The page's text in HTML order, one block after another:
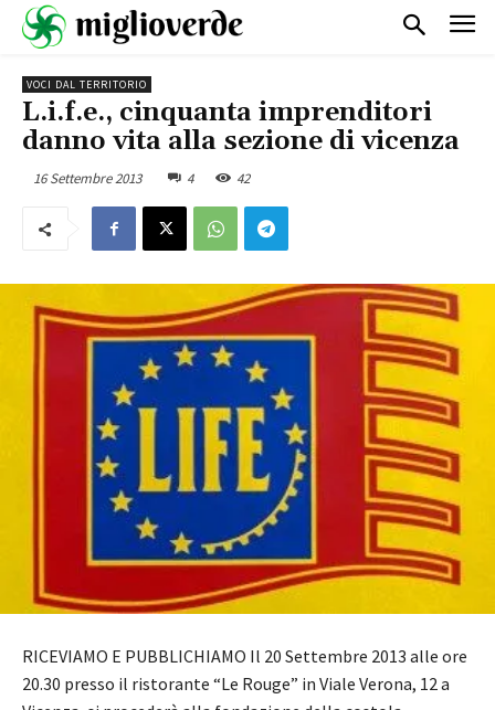
VOCI DAL TERRITORIO
L.i.f.e., cinquanta imprenditori
danno vita alla sezione di vicenza
16 Settembre 2013 4 42
RICEVIAMO E PUBBLICHIAMO Il 20 Settembre 2013 alle ore
20.30 presso il ristorante “Le Rouge” in Viale Verona, 12 a